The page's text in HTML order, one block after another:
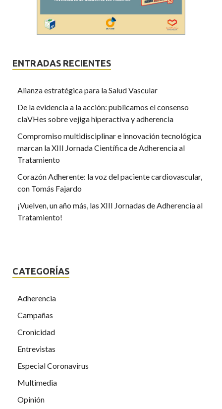
ENTRADAS RECIENTES
Alianza estratégica para la Salud Vascular
De la evidencia a la acción: publicamos el consenso
claVHes sobre vejiga hiperactiva y adherencia
Compromiso multidisciplinar e innovación tecnológica
marcan la XIII Jornada Científica de Adherencia al
Tratamiento
Corazón Adherente: la voz del paciente cardiovascular,
con Tomás Fajardo
¡Vuelven, un año más, las XIII Jornadas de Adherencia al
Tratamiento!
CATEGORÍAS
Adherencia
Campañas
Cronicidad
Entrevistas
Especial Coronavirus
Multimedia
Opinión